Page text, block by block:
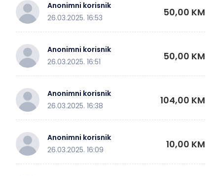
Anonimni korisnik
26.03.2025. 16:53
50,00 KM
Anonimni korisnik
26.03.2025. 16:51
50,00 KM
Anonimni korisnik
26.03.2025. 16:38
104,00 KM
Anonimni korisnik
26.03.2025. 16:09
10,00 KM